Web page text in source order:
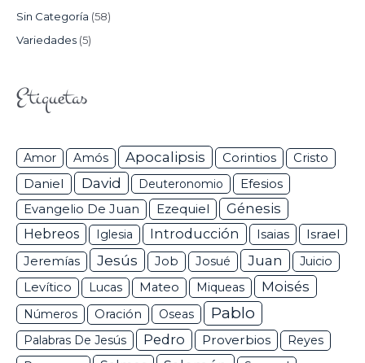
Sin Categoría (58)
Variedades (5)
Etiquetas
Amor Amós Apocalipsis Corintios Cristo
Daniel David Deuteronomio Efesios
Evangelio De Juan Ezequiel
Génesis
Hebreos
Iglesia Introducción Isaias Israel
Jeremías Jesús Job Josué Juan
Juicio
Levítico
Lucas Mateo Miqueas Moisés
Números Oración Oseas Pablo
Palabras De Jesús Pedro Proverbios Reyes